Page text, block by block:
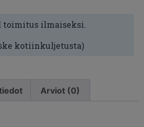
toimitus ilmaiseksi.
kotiinkuljetusta)
Arviot (0)